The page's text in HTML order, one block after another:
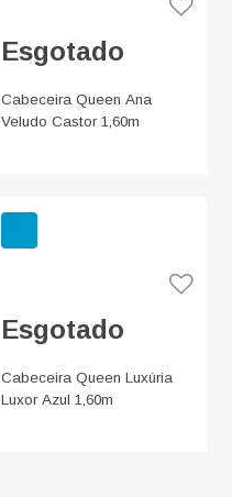
Esgotado
Cabeceira Queen Ana
Veludo Castor 1,60m
Esgotado
Cabeceira Queen Luxúria
Luxor Azul 1,60m